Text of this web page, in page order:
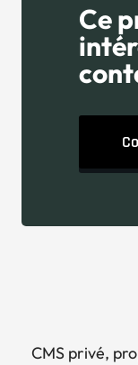
Ce
CMS privé,